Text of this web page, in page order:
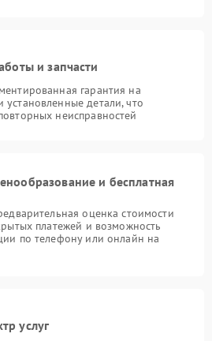
и запчасти
гарантия на
детали, что
неисправностей
и бесплатная
оценка стоимости
платежей и возможность
по телефону или онлайн на
услуг